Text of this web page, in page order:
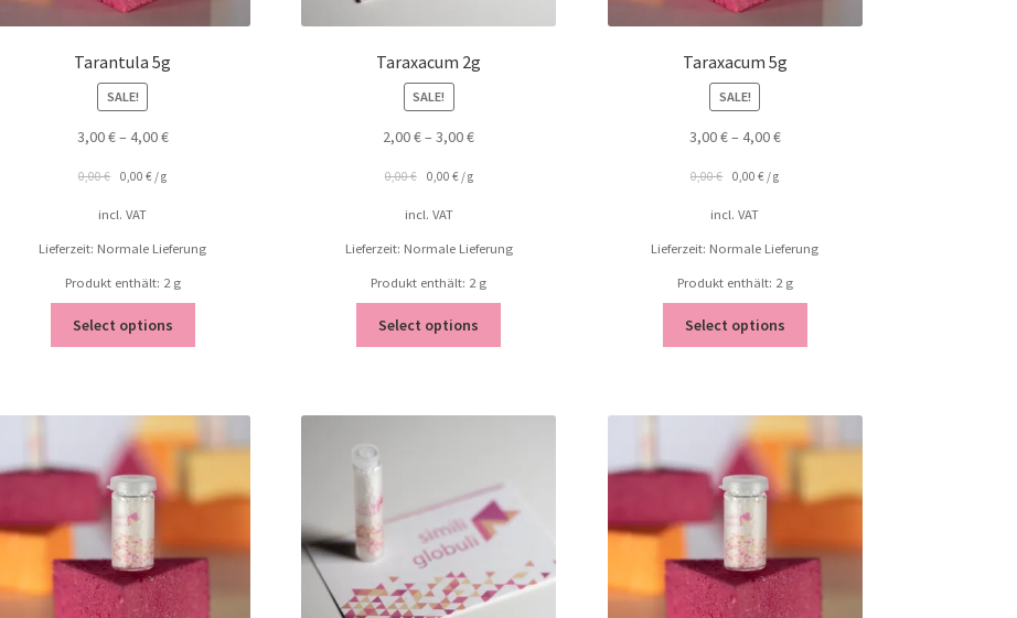
Tarantula 5g
SALE!
3,00€– 4,00€
0,00€ 0,00€ /g
incl. VAT
Lieferzeit: Normale Lieferung
Produkt enthält: 2 g
Select options
Taraxacum 2g
SALE!
2,00€–3,00€
0,00€ 0,00 €/g
incl. VAT
Lieferzeit: Normale Lieferung
Produkt enthält: 2 g
Select options
Taraxacum 5g
SALE!
3,00€– 4,00€
0,00€ 0,00€ /g
incl. VAT
Lieferzeit: Normale Lieferung
Produkt enthält: 2 g
Select options